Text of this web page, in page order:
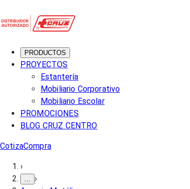
PRODUCTOS
PROYECTOS
Estantería
Mobiliario Corporativo
Mobiliario Escolar
PROMOCIONES
BLOG CRUZ CENTRO
CotizaCompra
›
›